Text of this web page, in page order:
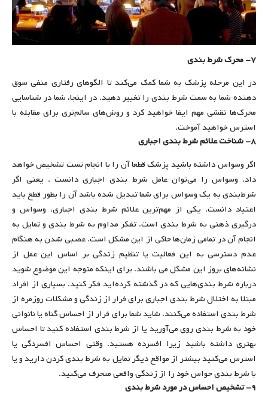
۷- محرک شرط بندی
در این مرحله پزشک به شما کمک می‌کند تا الگوهای رفتاری منفی سوق
دهنده شما به سمت شرط بندی را تغییر دهید. در اینجا، شما در شناسایی
محرک‌ها نقشی مهم ایفا خواهید کرد و روش‌های سالم‌تری برای مقابله با
استرس خواهید آموخت.
۸- شناخت علائم شرط بندی اجباری
اگر وسواس داشته باشید پزشک قطعا آن را با انجام تست تشخیص خواهد
داد. وسواس را می‌توان عامل شرط بندی اجباری دانست . یعنی اگر
شرط‌بندی به یک وسواس برای شما تبدیل شده باشد آن را بطور قطع باید
اعتیاد دانست. یکی از مهم‌ترین علائم شرط بندی اجباری، وسواس و
درگیری ذهنی به شرط بندی است. تفکر مداوم به شرط بندی و تمایل به
انجام آن در تمامی زمان‌ها حاکی از این مشکل است. عصبی شدن به هنگام
عدم دسترسی به این فعالیت یا تنظیم زندگی بر اساس این عمل از
نشانه‌های بروز این مشکل می باشند. برای اینکه متوجه این موضوع شوید
درباره شرط بندی‌هایی که در گذشته کرده‌اید فکر کنید. بسیاری از افراد
مبتلا به اختلال شرط بندی اجباری برای فرار از زندگی و مشکلات روزمره از
شرط بندی استفاده می‌کنند. شاید شما برای فرار از احساس گناه یا ناتوانی
خود به شرط بندی روی می‌آورید یا از شرط بندی استفاده کنید تا احساس
بهتری داشته باشید زیرا افسرده هستید. وقتی احساس افسردگی یا
استرس می‌کنید بیشتر از مواقع دیگر تمایل به شرط بندی کردن دارید و یا
با شرط بندی حواس خود را از زندگی واقعی منحرف می‌کنید.
۹- تشخیص احساس در مورد شرط بندی